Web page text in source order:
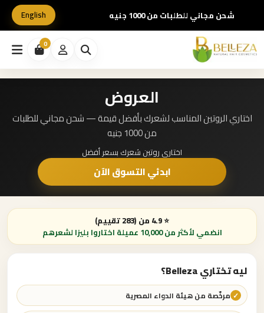
شحن مجاني للطلبات من 1000 جنيه English
0
العروض
اختاري الروتين المناسب لشعرك بأفضل قيمة — شحن مجاني للطلبات
من 1000 جنيه
اختاري روتين شعرك بسعر أفضل
ابدئي التسوق الآن
⭐ 4.9 من (283 تقييم)
انضمي لأكثر من 10,000 عميلة اختاروا بليزا لشعرهم
ليه تختاري Belleza؟
✓ مرخّصة من هيئة الدواء المصرية